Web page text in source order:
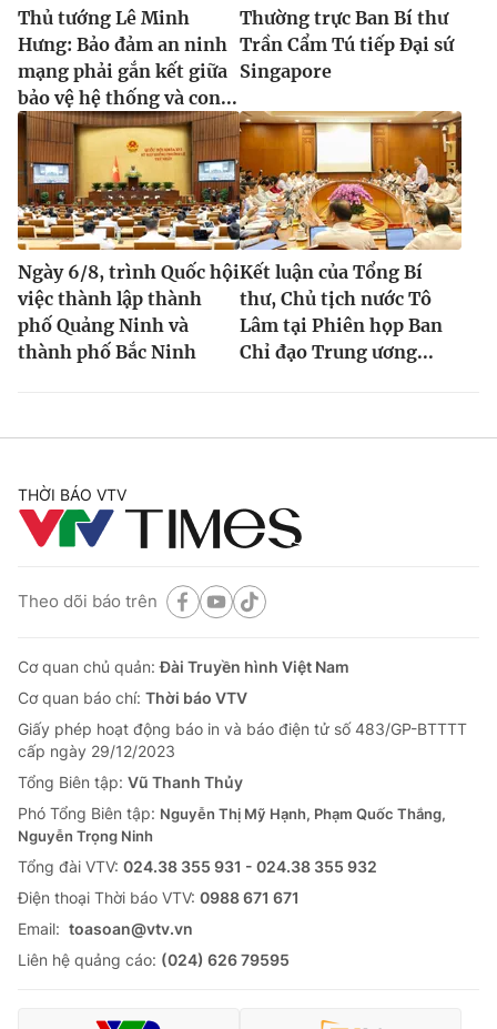
Thủ tướng Lê Minh
Hưng: Bảo đảm an ninh
mạng phải gắn kết giữa
bảo vệ hệ thống và con...
Thường trực Ban Bí thư
Trần Cẩm Tú tiếp Đại sứ
Singapore
Ngày 6/8, trình Quốc hội
việc thành lập thành
phố Quảng Ninh và
thành phố Bắc Ninh
Kết luận của Tổng Bí
thư, Chủ tịch nước Tô
Lâm tại Phiên họp Ban
Chỉ đạo Trung ương...
THỜI BÁO VTV
Theo dõi báo trên
Cơ quan chủ quản:Đài Truyền hình Việt Nam
Cơ quan báo chí: Thời báo VTV
Giấy phép hoạt động báo in và báo điện tử số 483/GP-BTTTT
cấp ngày 29/12/2023
Tổng Biên tập: Vũ Thanh Thủy
Phó Tổng Biên tập: Nguyễn Thị Mỹ Hạnh, Phạm Quốc Thắng,
Nguyễn Trọng Ninh
Tổng đài VTV: 024.38 355 931 - 024.38 355 932
Ðiện thoại Thời báo VTV: 0988 671 671
Email: toasoan@vtv.vn
Liên hệ quảng cáo: (024) 626 79595